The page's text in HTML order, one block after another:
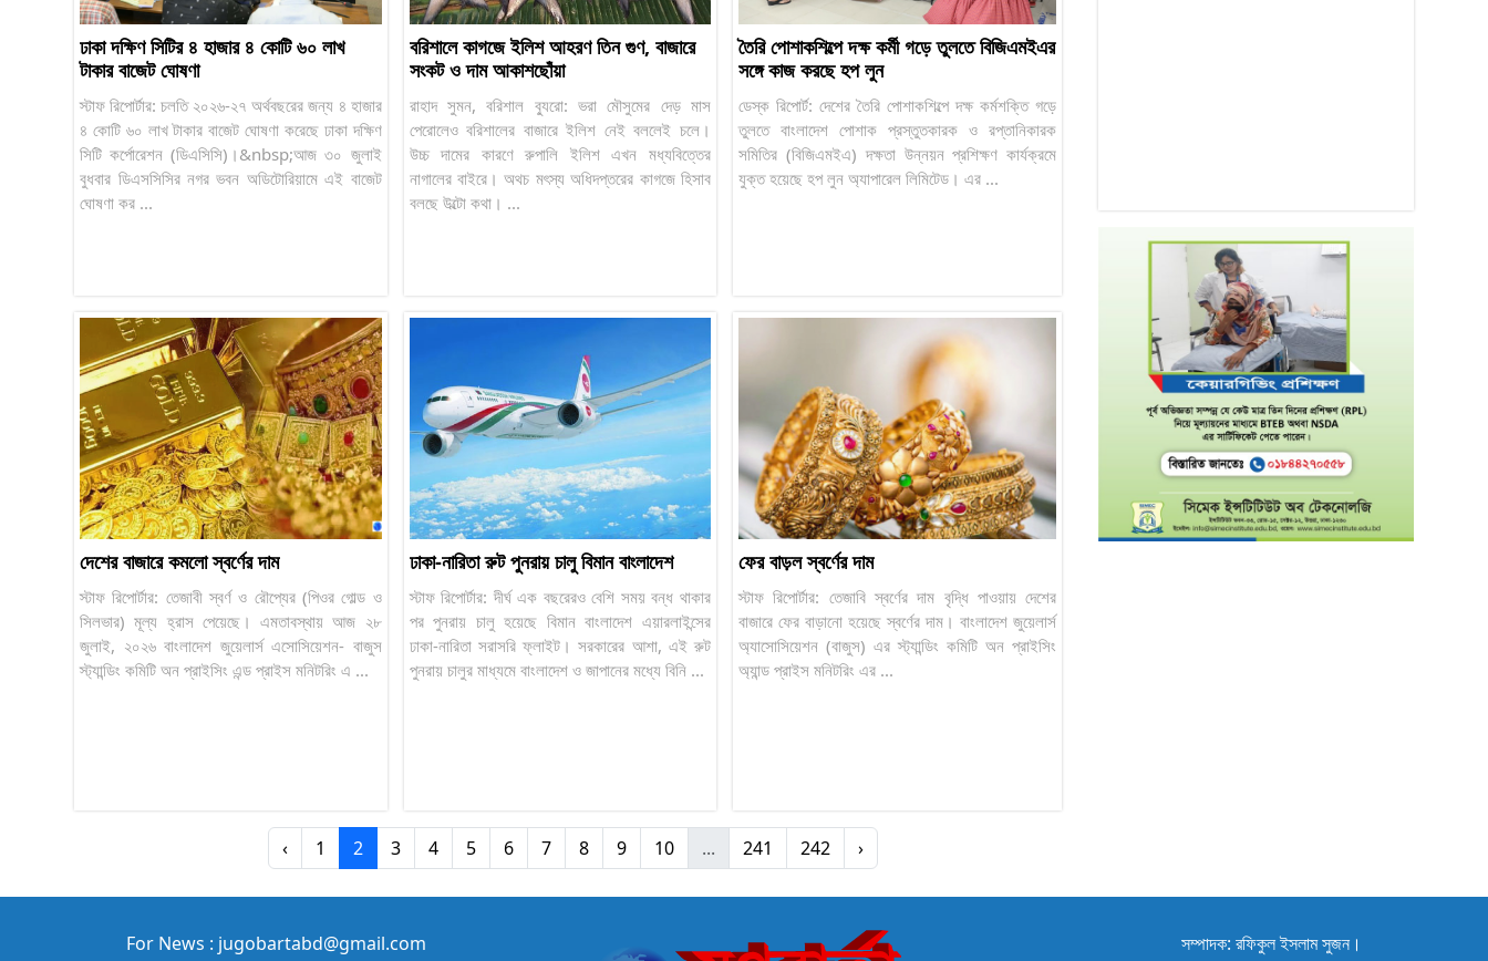
ঢাকা দক্ষিণ সিটির ৪ হাজার ৪ কোটি ৬০ লাখ
টাকার বাজেট ঘোষণা
স্টাফ রিপোর্টার: চলতি ২০২৬-২৭ অর্থবছরের জন্য ৪ হাজার
৪ কোটি ৬০ লাখ টাকার বাজেট ঘোষণা করেছে ঢাকা দক্ষিণ
সিটি কর্পোরেশন (ডিএসিসি)।&nbsp;আজ ৩০ জুলাই
বুধবার ডিএসসিসির নগর ভবন অডিটোরিয়ামে এই বাজেট
ঘোষণা কর ...
বরিশালে কাগজে ইলিশ আহরণ তিন গুণ, বাজারে
সংকট ও দাম আকাশছোঁয়া
রাহাদ সুমন, বরিশাল ব্যুরো: ভরা মৌসুমের দেড় মাস
পেরোলেও বরিশালের বাজারে ইলিশ নেই বললেই চলে।
উচ্চ দামের কারণে রুপালি ইলিশ এখন মধ্যবিত্তের
নাগালের বাইরে। অথচ মৎস্য অধিদপ্তরের কাগজে হিসাব
বলছে উল্টো কথা। ...
তৈরি পোশাকশিল্পে দক্ষ কর্মী গড়ে তুলতে বিজিএমইএর
সঙ্গে কাজ করছে হপ লুন
ডেস্ক রিপোর্ট: দেশের তৈরি পোশাকশিল্পে দক্ষ কর্মশক্তি গড়ে
তুলতে বাংলাদেশ পোশাক প্রস্তুতকারক ও রপ্তানিকারক
সমিতির (বিজিএমইএ) দক্ষতা উন্নয়ন প্রশিক্ষণ কার্যক্রমে
যুক্ত হয়েছে হপ লুন অ্যাপারেল লিমিটেড। এর ...
দেশের বাজারে কমলো স্বর্ণের দাম
স্টাফ রিপোর্টার: তেজাবী স্বর্ণ ও রৌপ্যের (পিওর গোল্ড ও
সিলভার) মূল্য হ্রাস পেয়েছে। এমতাবস্থায় আজ ২৮
জুলাই, ২০২৬ বাংলাদেশ জুয়েলার্স এসোসিয়েশন- বাজুস
স্ট্যান্ডিং কমিটি অন প্রাইসিং এন্ড প্রাইস মনিটরিং এ ...
ঢাকা-নারিতা রুট পুনরায় চালু বিমান বাংলাদেশ
স্টাফ রিপোর্টার: দীর্ঘ এক বছরেরও বেশি সময় বন্ধ থাকার
পর পুনরায় চালু হয়েছে বিমান বাংলাদেশ এয়ারলাইন্সের
ঢাকা-নারিতা সরাসরি ফ্লাইট। সরকারের আশা, এই রুট
পুনরায় চালুর মাধ্যমে বাংলাদেশ ও জাপানের মধ্যে বিনি ...
ফের বাড়ল স্বর্ণের দাম
স্টাফ রিপোর্টার: তেজাবি স্বর্ণের দাম বৃদ্ধি পাওয়ায় দেশের
বাজারে ফের বাড়ানো হয়েছে স্বর্ণের দাম। বাংলাদেশ জুয়েলার্স
অ্যাসোসিয়েশন (বাজুস) এর স্ট্যান্ডিং কমিটি অন প্রাইসিং
অ্যান্ড প্রাইস মনিটরিং এর ...
‹ 1 2 3 4 5 6 7 8 9 10 ... 241 242 ›
For News : jugobartabd@gmail.com সম্পাদক: রফিকুল ইসলাম সুজন।